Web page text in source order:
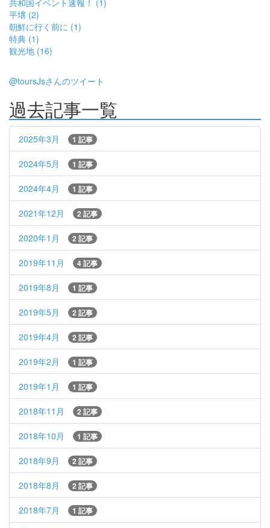
共和国イベント速報！ (1)
平壌 (2)
朝鮮に行く前に (1)
特典 (1)
観光地 (16)
@toursJsさんのツイート
過去記事一覧
2025年3月 1 記事
2024年5月 1 記事
2024年4月 1 記事
2021年12月 2 記事
2020年1月 2 記事
2019年11月 4 記事
2019年8月 1 記事
2019年5月 2 記事
2019年4月 2 記事
2019年2月 1 記事
2019年1月 1 記事
2018年11月 2 記事
2018年10月 1 記事
2018年9月 2 記事
2018年8月 2 記事
2018年7月 1 記事